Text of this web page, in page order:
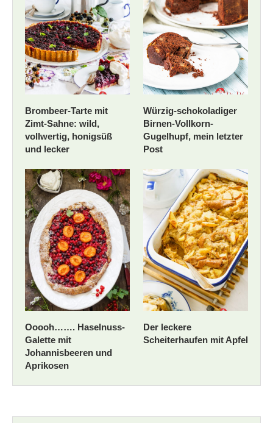
Brombeer-Tarte mit
Zimt-Sahne: wild,
vollwertig, honigsüß
und lecker
Würzig-schokoladiger
Birnen-Vollkorn-
Gugelhupf, mein letzter
Post
Ooooh……. Haselnuss-
Galette mit
Johannisbeeren und
Aprikosen
Der leckere
Scheiterhaufen mit Apfel